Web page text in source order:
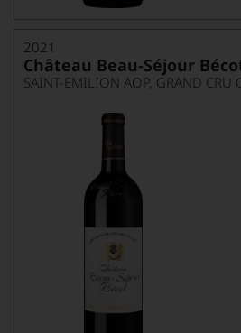
2021
Château Beau-Séjour
SAINT-EMILION AOP, GRAND CRU